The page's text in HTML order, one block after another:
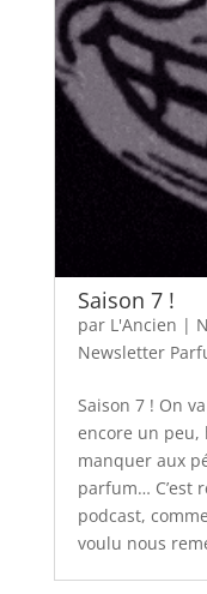
Saison 7 !
par L'Ancien |
Newsletter
Saison 7 ! On
encore un peu,
manquer aux
parfum… C’est
podcast,
voulu nous